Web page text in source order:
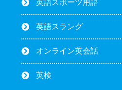
英語スポーツ用語
英語スラング
オンライン英会話
英検